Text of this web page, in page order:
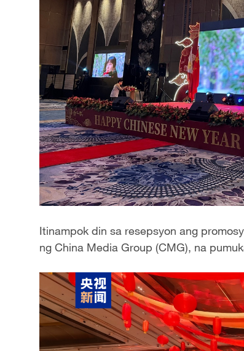
Itinampok din sa resepsyon ang
ng China Media Group (CMG), na